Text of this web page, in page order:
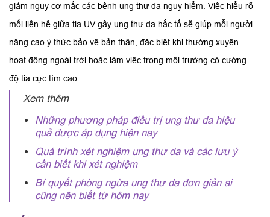
giảm nguy cơ mắc các bệnh ung thư da nguy hiểm. Việc hiểu rõ
mối liên hệ giữa tia UV gây ung thư da hắc tố sẽ giúp mỗi người
nâng cao ý thức bảo vệ bản thân, đặc biệt khi thường xuyên
hoạt động ngoài trời hoặc làm việc trong môi trường có cường
độ tia cực tím cao.
Xem thêm
Những phương pháp điều trị ung thư da hiệu
quả được áp dụng hiện nay
Quá trình xét nghiệm ung thư da và các lưu ý
cần biết khi xét nghiệm
Bí quyết phòng ngừa ung thư da đơn giản ai
cũng nên biết từ hôm nay